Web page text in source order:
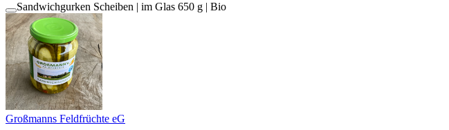
Sandwichgurken Scheiben | im Glas 650 g | Bio
Großmanns Feldfrüchte eG